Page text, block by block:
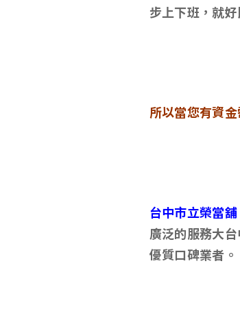
步上下班，就
所以當您有資
台中市立榮當舖
廣泛的服務大
優質口碑業者。